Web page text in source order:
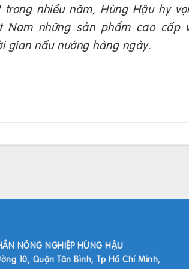
nhiều năm, Hùng Hậu hy
Nam những sản phẩm cao cấp
gian nấu nướng hàng ngày.
NÔNG NGHIỆP HÙNG HẬU
10, Quận Tân Bình, Tp Hồ Chí Minh,